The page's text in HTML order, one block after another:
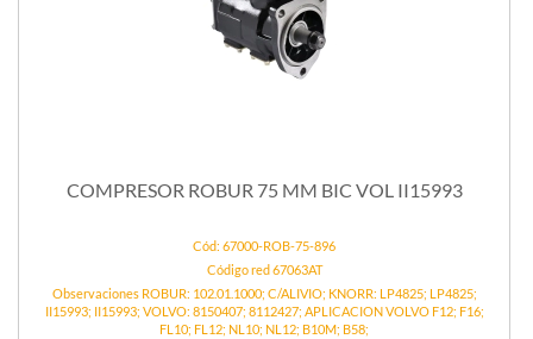
COMPRESOR ROBUR 75 MM BIC VOL II15993
Cód: 67000-ROB-75-896
Código red 67063AT
Observaciones ROBUR: 102.01.1000; C/ALIVIO; KNORR: LP4825; LP4825;
II15993; II15993; VOLVO: 8150407; 8112427; APLICACION VOLVO F12; F16;
FL10; FL12; NL10; NL12; B10M; B58;